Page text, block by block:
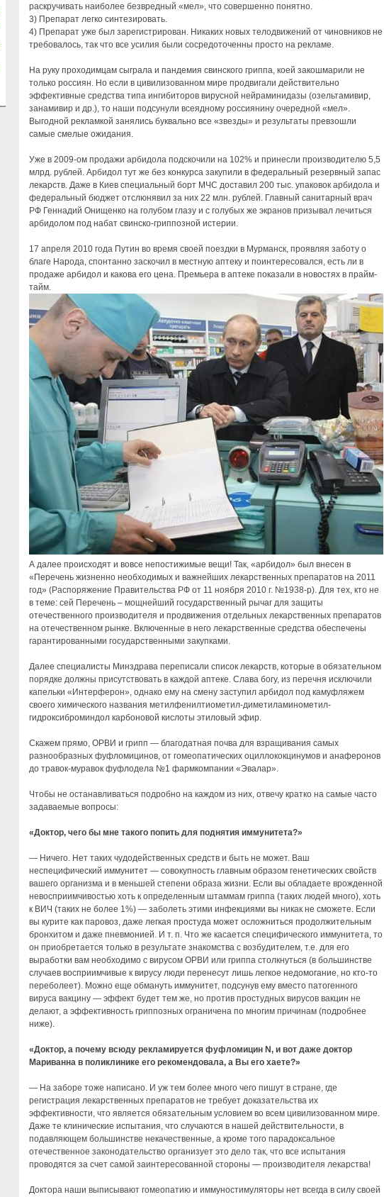
раскручивать наиболее безвредный «мел», что совершенно понятно.
3) Препарат легко синтезировать.
4) Препарат уже был зарегистрирован. Никаких новых телодвижений от чиновников не
требовалось, так что все усилия были сосредоточенны просто на рекламе.
На руку проходимцам сыграла и пандемия свинского гриппа, коей закошмарили не
только россиян. Но если в цивилизованном мире продвигали действительно
эффективные средства типа ингибиторов вирусной нейраминидазы (озельтамивир,
занамивир и др.), то наши подсунули всеядному россиянину очередной «мел».
Выгодной рекламкой занялись буквально все «звезды» и результаты превзошли
самые смелые ожидания.
Уже в 2009-ом продажи арбидола подскочили на 102% и принесли производителю 5,5
млрд. рублей. Арбидол тут же без конкурса закупили в федеральный резервный запас
лекарств. Даже в Киев специальный борт МЧС доставил 200 тыс. упаковок арбидола и
федеральный бюджет отслюнявил за них 22 млн. рублей. Главный санитарный врач
РФ Геннадий Онищенко на голубом глазу и с голубых же экранов призывал лечиться
арбидолом под набат свинско-гриппозной истерии.
17 апреля 2010 года Путин во время своей поездки в Мурманск, проявляя заботу о
благе Народа, спонтанно заскочил в местную аптеку и поинтересовался, есть ли в
продаже арбидол и какова его цена. Премьера в аптеке показали в новостях в прайм-
тайм.
А далее происходят и вовсе непостижимые вещи! Так, «арбидол» был внесен в
«Перечень жизненно необходимых и важнейших лекарственных препаратов на 2011
год» (Распоряжение Правительства РФ от 11 ноября 2010 г. №1938-р). Для тех, кто не
в теме: сей Перечень – мощнейший государственный рычаг для защиты
отечественного производителя и продвижения отдельных лекарственных препаратов
на отечественном рынке. Включенные в него лекарственные средства обеспечены
гарантированными государственными закупками.
Далее специалисты Минздрава переписали список лекарств, которые в обязательном
порядке должны присутствовать в каждой аптеке. Слава богу, из перечня исключили
капельки «Интерферон», однако ему на смену заступил арбидол под камуфляжем
своего химического названия метилфенилтиометил-диметиламинометил-
гидроксиброминдол карбоновой кислоты этиловый эфир.
Скажем прямо, ОРВИ и грипп — благодатная почва для взращивания самых
разнообразных фуфломицинов, от гомеопатических оциллококцинумов и анаферонов
до травок-муравок фуфлодела №1 фармкомпании «Эвалар».
Чтобы не останавливаться подробно на каждом из них, отвечу кратко на самые часто
задаваемые вопросы:
«Доктор, чего бы мне такого попить для поднятия иммунитета?»
— Ничего. Нет таких чудодейственных средств и быть не может. Ваш
неспецифический иммунитет — совокупность главным образом генетических свойств
вашего организма и в меньшей степени образа жизни. Если вы обладаете врожденной
невосприимчивостью хоть к определенным штаммам гриппа (таких людей много), хоть
к ВИЧ (таких не более 1%) — заболеть этими инфекциями вы никак не сможете. Если
вы курите как паровоз, даже легкая простуда может осложниться продолжительным
бронхитом и даже пневмонией. И т. п. Что же касается специфического иммунитета, то
он приобретается только в результате знакомства с возбудителем, т.е. для его
выработки вам необходимо с вирусом ОРВИ или гриппа столкнуться (в большинстве
случаев восприимчивые к вирусу люди перенесут лишь легкое недомогание, но кто-то
переболеет). Можно еще обмануть иммунитет, подсунув ему вместо патогенного
вируса вакцину — эффект будет тем же, но против простудных вирусов вакцин не
делают, а эффективность гриппозных ограничена по многим причинам (подробнее
ниже).
«Доктор, а почему всюду рекламируется фуфломицин N, и вот даже доктор
Мариванна в поликлинике его рекомендовала, а Вы его хаете?»
— На заборе тоже написано. И уж тем более много чего пишут в стране, где
регистрация лекарственных препаратов не требует доказательства их
эффективности, что является обязательным условием во всем цивилизованном мире.
Даже те клинические испытания, что случаются в нашей действительности, в
подавляющем большинстве некачественные, а кроме того парадоксальное
отечественное законодательство организует это дело так, что все испытания
проводятся за счет самой заинтересованной стороны — производителя лекарства!
Доктора наши выписывают гомеопатию и иммуностимуляторы нет всегда в силу своей